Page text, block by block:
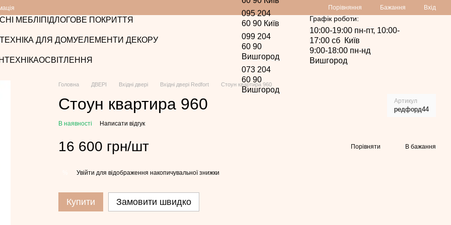
Порівняння Бажання Вхід
МЕБЛІ ПІДЛОГОВЕ ПОКРИТТЯ
ТЕХНІКА ДЛЯ ДОМУЕЛЕМЕНТИ ДЕКОРУ
ОСВІТЛЕННЯ
095 204
60 90 Київ
099 204
60 90
Вишгород
073 204
60 90
Вишгород
Графік роботи:
10:00-19:00 пн-пт, 10:00-
17:00 сб Київ
9:00-18:00 пн-нд
Вишгород
Головна ДВЕРІ Вхідні двері Вхідні двері Redfort Стоун квартира 960
Стоун квартира 960 Артикул
редфорд44
В наявності Написати відгук
16 600 грн/шт Порівняти В бажання
Увійти для відображення накопичувальної знижки
Купити Замовити швидко